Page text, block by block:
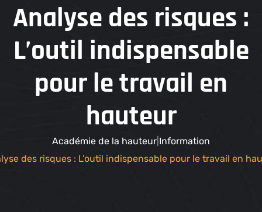
Analyse des risques :
L’outil indispensable
pour le travail en
hauteur
Académie de la hauteur Information
des risques : L’outil indispensable pour le travail en